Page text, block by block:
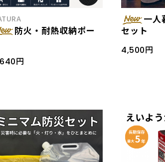
防火・耐熱収納ポー
円
一人
セット
4,500円